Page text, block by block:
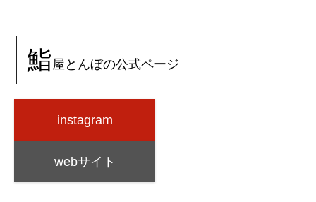
鮨屋とんぼの公式ページ
instagram
webサイト